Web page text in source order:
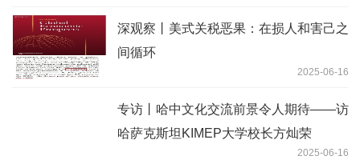
深观察丨美式关税恶果：在损人和害己之
间循环
2025-06-16
专访丨哈中文化交流前景令人期待——访
哈萨克斯坦KIMEP大学校长方灿荣
2025-06-16